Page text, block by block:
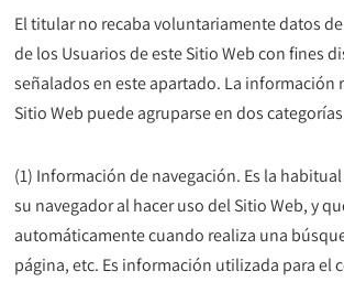
El titular no recaba voluntariamente datos
de los Usuarios de este Sitio Web con fines
señalados en este apartado. La información
Sitio Web puede agruparse en dos
(1) Información de navegación. Es la
su navegador al hacer uso del Sitio Web, y
automáticamente cuando realiza una
página, etc. Es información utilizada para el